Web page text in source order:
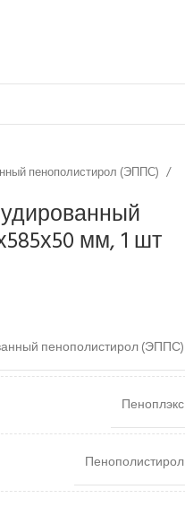
пенополистирол (ЭППС)
мм, 1 шт
пенополистирол (ЭППС)
Пеноплэкс
Пенополистирол